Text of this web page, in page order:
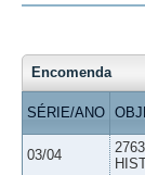
Encomenda
SÉRIE/ANO
03/04